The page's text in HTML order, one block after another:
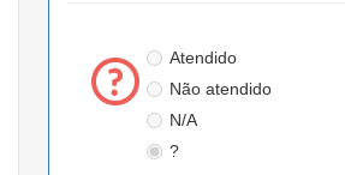
Atendido
Não atendido
N/A
?